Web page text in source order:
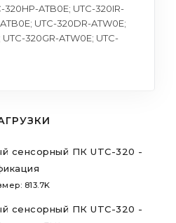
320HP-ATB0E; UTC-320IR-
UTC-320DR-ATW0E;
320GR-ATW0E; UTC-
сенсорный ПК UTC-320 -
813.7K
сенсорный ПК UTC-320 -